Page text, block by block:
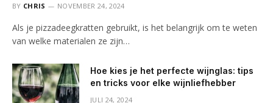
BY CHRIS NOVEMBER 24, 2024
Als je pizzadeegkratten gebruikt, is het belangrijk om te weten
van welke materialen ze zijn…
Hoe kies je het perfecte wijnglas: tips
en tricks voor elke wijnliefhebber
JULI 24, 2024